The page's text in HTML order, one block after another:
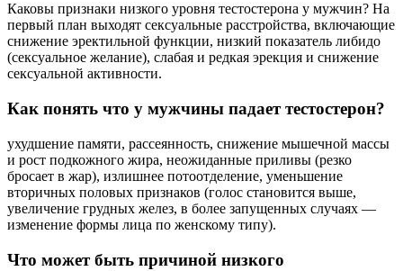
Каковы признаки низкого уровня тестостерона у мужчин? На
первый план выходят сексуальные расстройства, включающие
снижение эректильной функции, низкий показатель либидо
(сексуальное желание), слабая и редкая эрекция и снижение
сексуальной активности.
Как понять что у мужчины падает тестостерон?
ухудшение памяти, рассеянность, снижение мышечной массы
и рост подкожного жира, неожиданные приливы (резко
бросает в жар), излишнее потоотделение, уменьшение
вторичных половых признаков (голос становится выше,
увеличение грудных желез, в более запущенных случаях —
изменение формы лица по женскому типу).
Что может быть причиной низкого